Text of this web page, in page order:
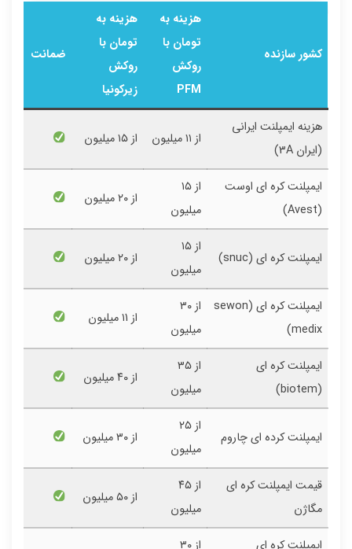
کشور سازنده
هزینه به
تومان با
روکش
PFM
هزینه به
تومان با
روکش
زیرکونیا
ضمانت
هزینه ایمپلنت ایرانی
(ایران 3A)
از ۱۱ میلیون از ۱۵ میلیون
ایمپلنت کره ای اوست
(Avest)
از ۱۵
میلیون
از ۲۰ میلیون
ایمپلنت کره ای (snuc)
از ۱۵
میلیون
از ۲۰ میلیون
ایمپلنت کره ای (sewon
medix)
از ۳۰
میلیون
از ۱1 میلیون
ایمپلنت کره ای
(biotem)
از ۳۵
میلیون
از ۴۰ میلیون
ایمپلنت کرده ای چاروم
از ۲۵
میلیون
از ۳۰ میلیون
قیمت ایمپلنت کره ای
مگاژن
از ۴۵
میلیون
از ۵۰ میلیون